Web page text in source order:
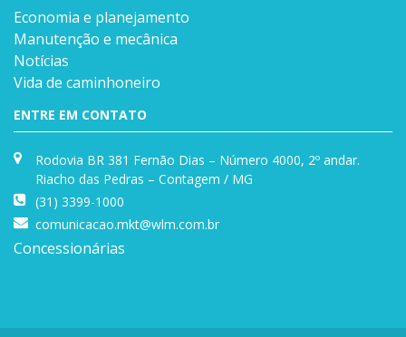
Economia e planejamento
Manutenção e mecânica
Notícias
Vida de caminhoneiro
ENTRE EM CONTATO
Rodovia BR 381 Fernão Dias – Número 4000, 2º andar.
Riacho das Pedras – Contagem / MG
(31) 3399-1000
comunicacao.mkt@wlm.com.br
Concessionárias